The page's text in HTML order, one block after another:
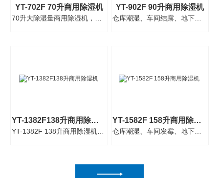
YT-702F 70升商用除湿机 YT-902F 90升商用除湿机
仓库潮湿、车间结露、地下室发霉？英腾YT-902F 90升商用除湿机，强劲除湿，一机搞定。···
YT-1382F138升商用除湿机 YT-1582F 158升商用除湿机
仓库潮湿、车间发霉、地下室结露？英腾YT-1382F大除湿量商用除湿机，158升/天强劲除湿···